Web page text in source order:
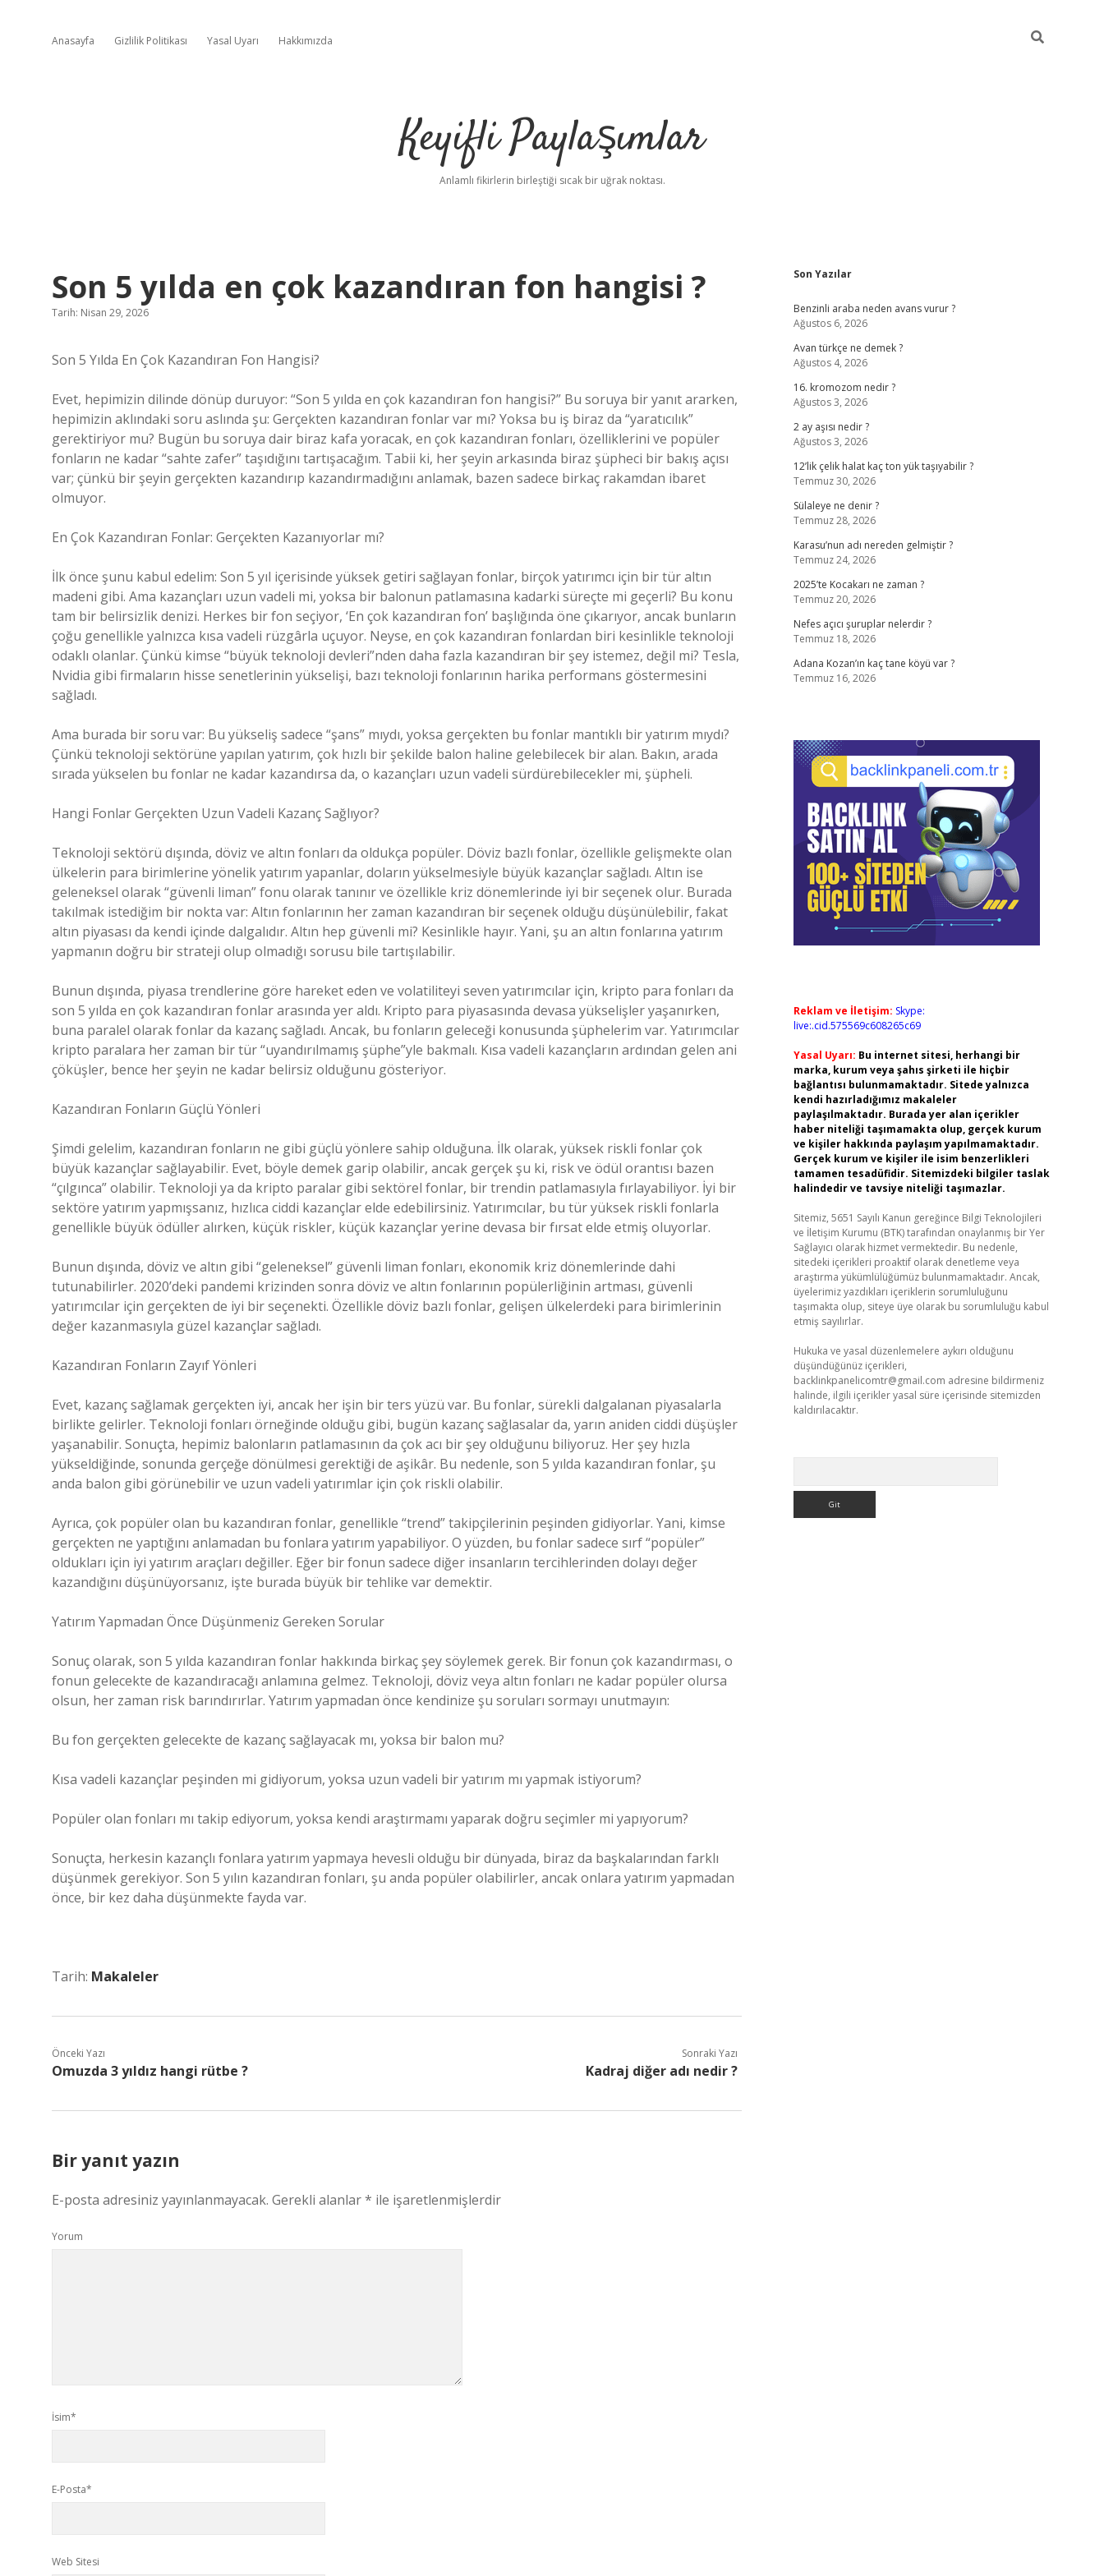
Anasayfa Gizlilik Politikası Yasal Uyarı Hakkımızda
Keyifli Paylaşımlar
Anlamlı fikirlerin birleştiği sıcak bir uğrak noktası.
Son 5 yılda en çok kazandıran fon hangisi ?
Tarih: Nisan 29, 2026
Son 5 Yılda En Çok Kazandıran Fon Hangisi?
Evet, hepimizin dilinde dönüp duruyor: “Son 5 yılda en çok kazandıran fon hangisi?” Bu soruya bir yanıt ararken,
hepimizin aklındaki soru aslında şu: Gerçekten kazandıran fonlar var mı? Yoksa bu iş biraz da “yaratıcılık”
gerektiriyor mu? Bugün bu soruya dair biraz kafa yoracak, en çok kazandıran fonları, özelliklerini ve popüler
fonların ne kadar “sahte zafer” taşıdığını tartışacağım. Tabii ki, her şeyin arkasında biraz şüpheci bir bakış açısı
var; çünkü bir şeyin gerçekten kazandırıp kazandırmadığını anlamak, bazen sadece birkaç rakamdan ibaret
olmuyor.
En Çok Kazandıran Fonlar: Gerçekten Kazanıyorlar mı?
İlk önce şunu kabul edelim: Son 5 yıl içerisinde yüksek getiri sağlayan fonlar, birçok yatırımcı için bir tür altın
madeni gibi. Ama kazançları uzun vadeli mi, yoksa bir balonun patlamasına kadarki süreçte mi geçerli? Bu konu
tam bir belirsizlik denizi. Herkes bir fon seçiyor, ‘En çok kazandıran fon’ başlığında öne çıkarıyor, ancak bunların
çoğu genellikle yalnızca kısa vadeli rüzgârla uçuyor. Neyse, en çok kazandıran fonlardan biri kesinlikle teknoloji
odaklı olanlar. Çünkü kimse “büyük teknoloji devleri”nden daha fazla kazandıran bir şey istemez, değil mi? Tesla,
Nvidia gibi firmaların hisse senetlerinin yükselişi, bazı teknoloji fonlarının harika performans göstermesini
sağladı.
Ama burada bir soru var: Bu yükseliş sadece “şans” mıydı, yoksa gerçekten bu fonlar mantıklı bir yatırım mıydı?
Çünkü teknoloji sektörüne yapılan yatırım, çok hızlı bir şekilde balon haline gelebilecek bir alan. Bakın, arada
sırada yükselen bu fonlar ne kadar kazandırsa da, o kazançları uzun vadeli sürdürebilecekler mi, şüpheli.
Hangi Fonlar Gerçekten Uzun Vadeli Kazanç Sağlıyor?
Teknoloji sektörü dışında, döviz ve altın fonları da oldukça popüler. Döviz bazlı fonlar, özellikle gelişmekte olan
ülkelerin para birimlerine yönelik yatırım yapanlar, doların yükselmesiyle büyük kazançlar sağladı. Altın ise
geleneksel olarak “güvenli liman” fonu olarak tanınır ve özellikle kriz dönemlerinde iyi bir seçenek olur. Burada
takılmak istediğim bir nokta var: Altın fonlarının her zaman kazandıran bir seçenek olduğu düşünülebilir, fakat
altın piyasası da kendi içinde dalgalıdır. Altın hep güvenli mi? Kesinlikle hayır. Yani, şu an altın fonlarına yatırım
yapmanın doğru bir strateji olup olmadığı sorusu bile tartışılabilir.
Bunun dışında, piyasa trendlerine göre hareket eden ve volatiliteyi seven yatırımcılar için, kripto para fonları da
son 5 yılda en çok kazandıran fonlar arasında yer aldı. Kripto para piyasasında devasa yükselişler yaşanırken,
buna paralel olarak fonlar da kazanç sağladı. Ancak, bu fonların geleceği konusunda şüphelerim var. Yatırımcılar
kripto paralara her zaman bir tür “uyandırılmamış şüphe”yle bakmalı. Kısa vadeli kazançların ardından gelen ani
çöküşler, bence her şeyin ne kadar belirsiz olduğunu gösteriyor.
Kazandıran Fonların Güçlü Yönleri
Şimdi gelelim, kazandıran fonların ne gibi güçlü yönlere sahip olduğuna. İlk olarak, yüksek riskli fonlar çok
büyük kazançlar sağlayabilir. Evet, böyle demek garip olabilir, ancak gerçek şu ki, risk ve ödül orantısı bazen
“çılgınca” olabilir. Teknoloji ya da kripto paralar gibi sektörel fonlar, bir trendin patlamasıyla fırlayabiliyor. İyi bir
sektöre yatırım yapmışsanız, hızlıca ciddi kazançlar elde edebilirsiniz. Yatırımcılar, bu tür yüksek riskli fonlarla
genellikle büyük ödüller alırken, küçük riskler, küçük kazançlar yerine devasa bir fırsat elde etmiş oluyorlar.
Bunun dışında, döviz ve altın gibi “geleneksel” güvenli liman fonları, ekonomik kriz dönemlerinde dahi
tutunabilirler. 2020’deki pandemi krizinden sonra döviz ve altın fonlarının popülerliğinin artması, güvenli
yatırımcılar için gerçekten de iyi bir seçenekti. Özellikle döviz bazlı fonlar, gelişen ülkelerdeki para birimlerinin
değer kazanmasıyla güzel kazançlar sağladı.
Kazandıran Fonların Zayıf Yönleri
Evet, kazanç sağlamak gerçekten iyi, ancak her işin bir ters yüzü var. Bu fonlar, sürekli dalgalanan piyasalarla
birlikte gelirler. Teknoloji fonları örneğinde olduğu gibi, bugün kazanç sağlasalar da, yarın aniden ciddi düşüşler
yaşanabilir. Sonuçta, hepimiz balonların patlamasının da çok acı bir şey olduğunu biliyoruz. Her şey hızla
yükseldiğinde, sonunda gerçeğe dönülmesi gerektiği de aşikâr. Bu nedenle, son 5 yılda kazandıran fonlar, şu
anda balon gibi görünebilir ve uzun vadeli yatırımlar için çok riskli olabilir.
Ayrıca, çok popüler olan bu kazandıran fonlar, genellikle “trend” takipçilerinin peşinden gidiyorlar. Yani, kimse
gerçekten ne yaptığını anlamadan bu fonlara yatırım yapabiliyor. O yüzden, bu fonlar sadece sırf “popüler”
oldukları için iyi yatırım araçları değiller. Eğer bir fonun sadece diğer insanların tercihlerinden dolayı değer
kazandığını düşünüyorsanız, işte burada büyük bir tehlike var demektir.
Yatırım Yapmadan Önce Düşünmeniz Gereken Sorular
Sonuç olarak, son 5 yılda kazandıran fonlar hakkında birkaç şey söylemek gerek. Bir fonun çok kazandırması, o
fonun gelecekte de kazandıracağı anlamına gelmez. Teknoloji, döviz veya altın fonları ne kadar popüler olursa
olsun, her zaman risk barındırırlar. Yatırım yapmadan önce kendinize şu soruları sormayı unutmayın:
Bu fon gerçekten gelecekte de kazanç sağlayacak mı, yoksa bir balon mu?
Kısa vadeli kazançlar peşinden mi gidiyorum, yoksa uzun vadeli bir yatırım mı yapmak istiyorum?
Popüler olan fonları mı takip ediyorum, yoksa kendi araştırmamı yaparak doğru seçimler mi yapıyorum?
Sonuçta, herkesin kazançlı fonlara yatırım yapmaya hevesli olduğu bir dünyada, biraz da başkalarından farklı
düşünmek gerekiyor. Son 5 yılın kazandıran fonları, şu anda popüler olabilirler, ancak onlara yatırım yapmadan
önce, bir kez daha düşünmekte fayda var.
Tarih: Makaleler
Önceki Yazı
Omuzda 3 yıldız hangi rütbe ?
Sonraki Yazı
Kadraj diğer adı nedir ?
Bir yanıt yazın
E-posta adresiniz yayınlanmayacak. Gerekli alanlar* ile işaretlenmişlerdir
Yorum
İsim*
E-Posta*
Web Sitesi
Sidebar
Son Yazılar
Benzinli araba neden avans vurur ?
Ağustos 6, 2026
Avan türkçe ne demek ?
Ağustos 4, 2026
16. kromozom nedir ?
Ağustos 3, 2026
2 ay aşısı nedir ?
Ağustos 3, 2026
12’lik çelik halat kaç ton yük taşıyabilir ?
Temmuz 30, 2026
Sülaleye ne denir ?
Temmuz 28, 2026
Karasu’nun adı nereden gelmiştir ?
Temmuz 24, 2026
2025’te Kocakarı ne zaman ?
Temmuz 20, 2026
Nefes açıcı şuruplar nelerdir ?
Temmuz 18, 2026
Adana Kozan’ın kaç tane köyü var ?
Temmuz 16, 2026
Reklam ve İletişim: Skype:
live:.cid.575569c608265c69
Yasal Uyarı: Bu internet sitesi, herhangi bir
marka, kurum veya şahıs şirketi ile hiçbir
bağlantısı bulunmamaktadır. Sitede yalnızca
kendi hazırladığımız makaleler
paylaşılmaktadır. Burada yer alan içerikler
haber niteliği taşımamakta olup, gerçek kurum
ve kişiler hakkında paylaşım yapılmamaktadır.
Gerçek kurum ve kişiler ile isim benzerlikleri
tamamen tesadüfidir. Sitemizdeki bilgiler taslak
halindedir ve tavsiye niteliği taşımazlar.
Sitemiz, 5651 Sayılı Kanun gereğince Bilgi Teknolojileri
ve İletişim Kurumu (BTK) tarafından onaylanmış bir Yer
Sağlayıcı olarak hizmet vermektedir. Bu nedenle,
sitedeki içerikleri proaktif olarak denetleme veya
araştırma yükümlülüğümüz bulunmamaktadır. Ancak,
üyelerimiz yazdıkları içeriklerin sorumluluğunu
taşımakta olup, siteye üye olarak bu sorumluluğu kabul
etmiş sayılırlar.
Hukuka ve yasal düzenlemelere aykırı olduğunu
düşündüğünüz içerikleri,
backlinkpanelicomtr@gmail.com adresine bildirmeniz
halinde, ilgili içerikler yasal süre içerisinde sitemizden
kaldırılacaktır.